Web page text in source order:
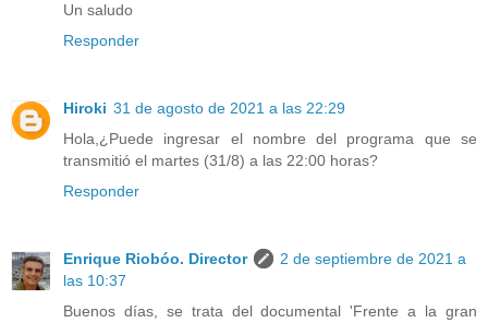
Un saludo
Responder
Hiroki 31 de agosto de 2021 a las 22:29
Hola,¿Puede ingresar el nombre del programa que se
transmitió el martes (31/8) a las 22:00 horas?
Responder
Enrique Riobóo. Director
2 de septiembre de 2021 a
las 10:37
Buenos días, se trata del documental 'Frente a la gran